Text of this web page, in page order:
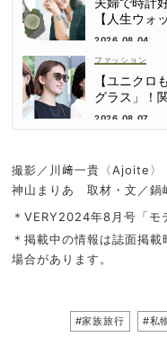
【人生ウォ
2026.08.04
ファッション
【ユニクロ
グラス」！
2026.08.07
撮影／川﨑一貴〈Ajoite〉
神山まりあ 取材・文／
＊VERY2024年8月号「モ
＊掲載中の情報は誌面掲
場合があります。
#家族旅行 #私